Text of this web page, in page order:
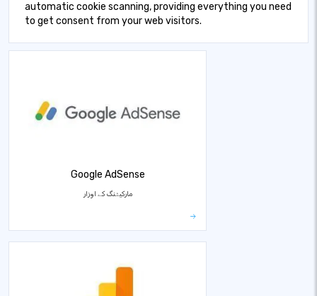
automatic cookie scanning, providing everything you need
to get consent from your web visitors.
Google AdSense
مارکیٹنگ کے اوزار